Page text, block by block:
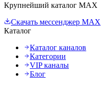
Крупнейший каталог MAX
Скачать мессенджер MAX
Каталог
Каталог каналов
Категории
VIP каналы
Блог